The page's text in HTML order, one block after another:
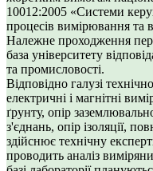
10012:2005 «Системи
процесів вимірювання та
Належне проходження
база університету
та промисловості.
Відповідно галузі
електричні і магнітні
ґрунту, опір
з'єднань, опір ізоляції,
здійснює технічну
проводить аналіз